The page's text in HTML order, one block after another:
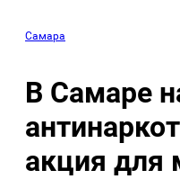
Самара
В Самаре
акция для